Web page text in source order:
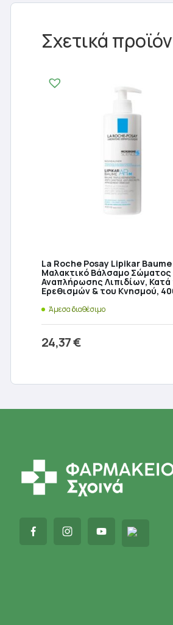
Σχετικά
La Roche Posay Lipikar Baume
Μαλακτικό Βάλσαμο Σώματος
Αναπλήρωσης Λιπιδίων,
Ερεθισμών & του Κνησμού,
Άμεσα διαθέσιμο
24,37€